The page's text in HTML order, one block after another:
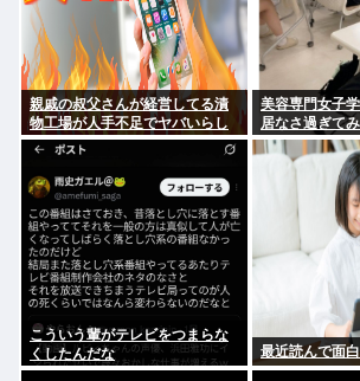
親戚の叔父さんが経営してる漬
物工場が人手不足でヤバいらし
い
美容専門女子
居なさ過ぎて
てる 」
こういう輩がテレビをつまらな
くしたんだな
最近読んで面